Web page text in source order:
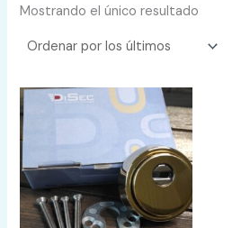
Mostrando el único resultado